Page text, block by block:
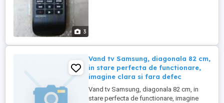
3
Vand tv Samsung, diagonala 82 cm,
in stare perfecta de functionare,
imagine clara si fara defec
Vand tv Samsung, diagonala 82 cm, in
stare perfecta de functionare, imagine